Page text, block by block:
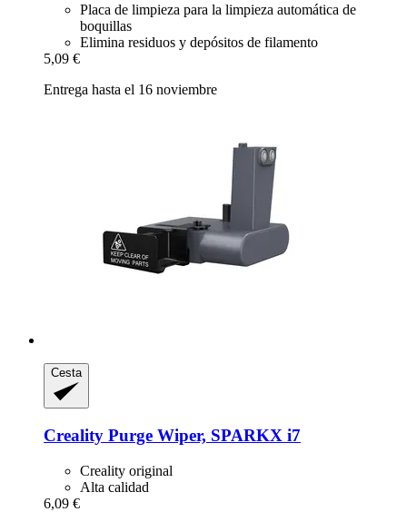
Placa de limpieza para la limpieza automática de
boquillas
Elimina residuos y depósitos de filamento
5,09 €
Entrega hasta el 16 noviembre
Cesta
Creality Purge Wiper, SPARKX i7
Creality original
Alta calidad
6,09 €